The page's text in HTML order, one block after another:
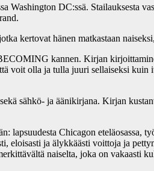
DC:ssä. Stailauksesta
kertovat hänen matkastaan
kannen. Kirjan
olla ja tulla juuri sellaiseksi kuin
sähkö- ja äänikirjana. Kirjan
lapsuudesta Chicagon eteläosassa,
eloisasti ja älykkäästi voittoja ja
naiselta, joka on vakaasti